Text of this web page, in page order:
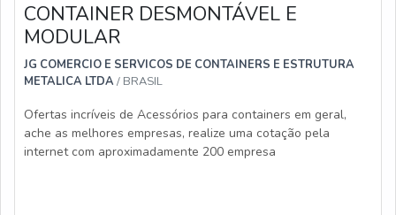
CONTAINER DESMONTÁVEL E
MODULAR
JG COMERCIO E SERVICOS DE CONTAINERS E ESTRUTURA
METALICA LTDA / BRASIL
Ofertas incríveis de Acessórios para containers em geral,
ache as melhores empresas, realize uma cotação pela
internet com aproximadamente 200 empresa